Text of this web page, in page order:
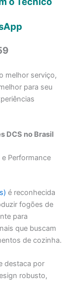
melhor serviço,
para seu
DCS no Brasil
Performance
é reconhecida
fogões de
para
que buscam
de cozinha.
destaca por
robusto,